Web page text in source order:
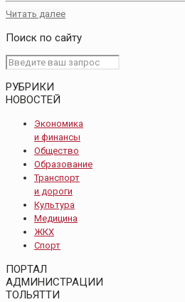
Читать далее
Поиск по сайту
РУБРИКИ
НОВОСТЕЙ
Экономика
и финансы
Общество
Образование
Транспорт
и дороги
Культура
Медицина
ЖКХ
Спорт
ПОРТАЛ
АДМИНИСТРАЦИИ
ТОЛЬЯТТИ